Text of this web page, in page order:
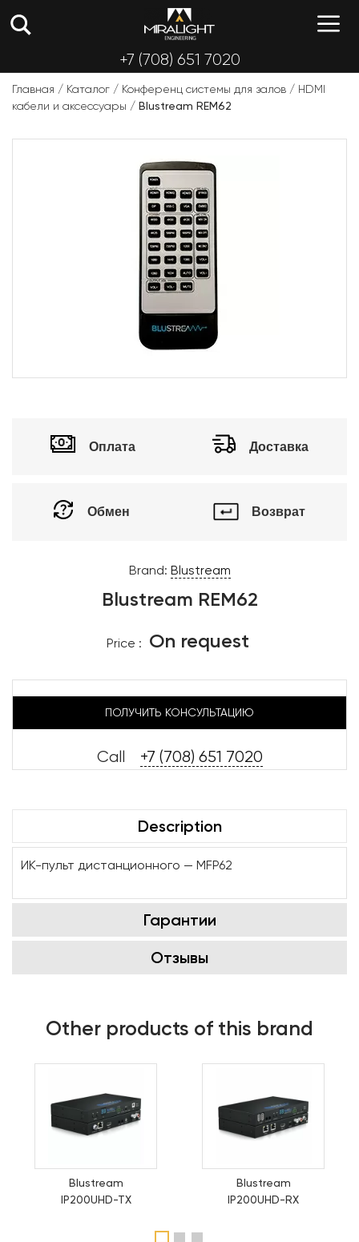
+7 (708) 651 7020
Главная / Каталог / Конференц системы для залов / HDMI
кабели и аксессуары / Blustream REM62
Оплата Доставка
Обмен Возврат
Brand: Blustream
Blustream REM62
Price : On request
ПОЛУЧИТЬ КОНСУЛЬТАЦИЮ
Call +7 (708) 651 7020
Description
ИК-пульт дистанционного — MFP62
Гарантии
Отзывы
Other products of this brand
Blustream
IP200UHD-TX
Blustream
IP200UHD-RX